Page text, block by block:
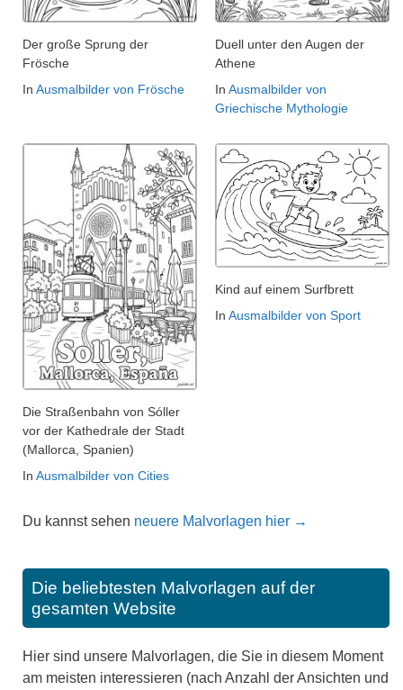
Der große Sprung der
Frösche
In Ausmalbilder von Frösche
Duell unter den Augen der
Athene
In Ausmalbilder von
Griechische Mythologie
Die Straßenbahn von Sóller
vor der Kathedrale der Stadt
(Mallorca, Spanien)
In Ausmalbilder von Cities
Kind auf einem Surfbrett
In Ausmalbilder von Sport
Du kannst sehen neuere Malvorlagen hier →
Die beliebtesten Malvorlagen auf der
gesamten Website
Hier sind unsere Malvorlagen, die Sie in diesem Moment
am meisten interessieren (nach Anzahl der Ansichten und